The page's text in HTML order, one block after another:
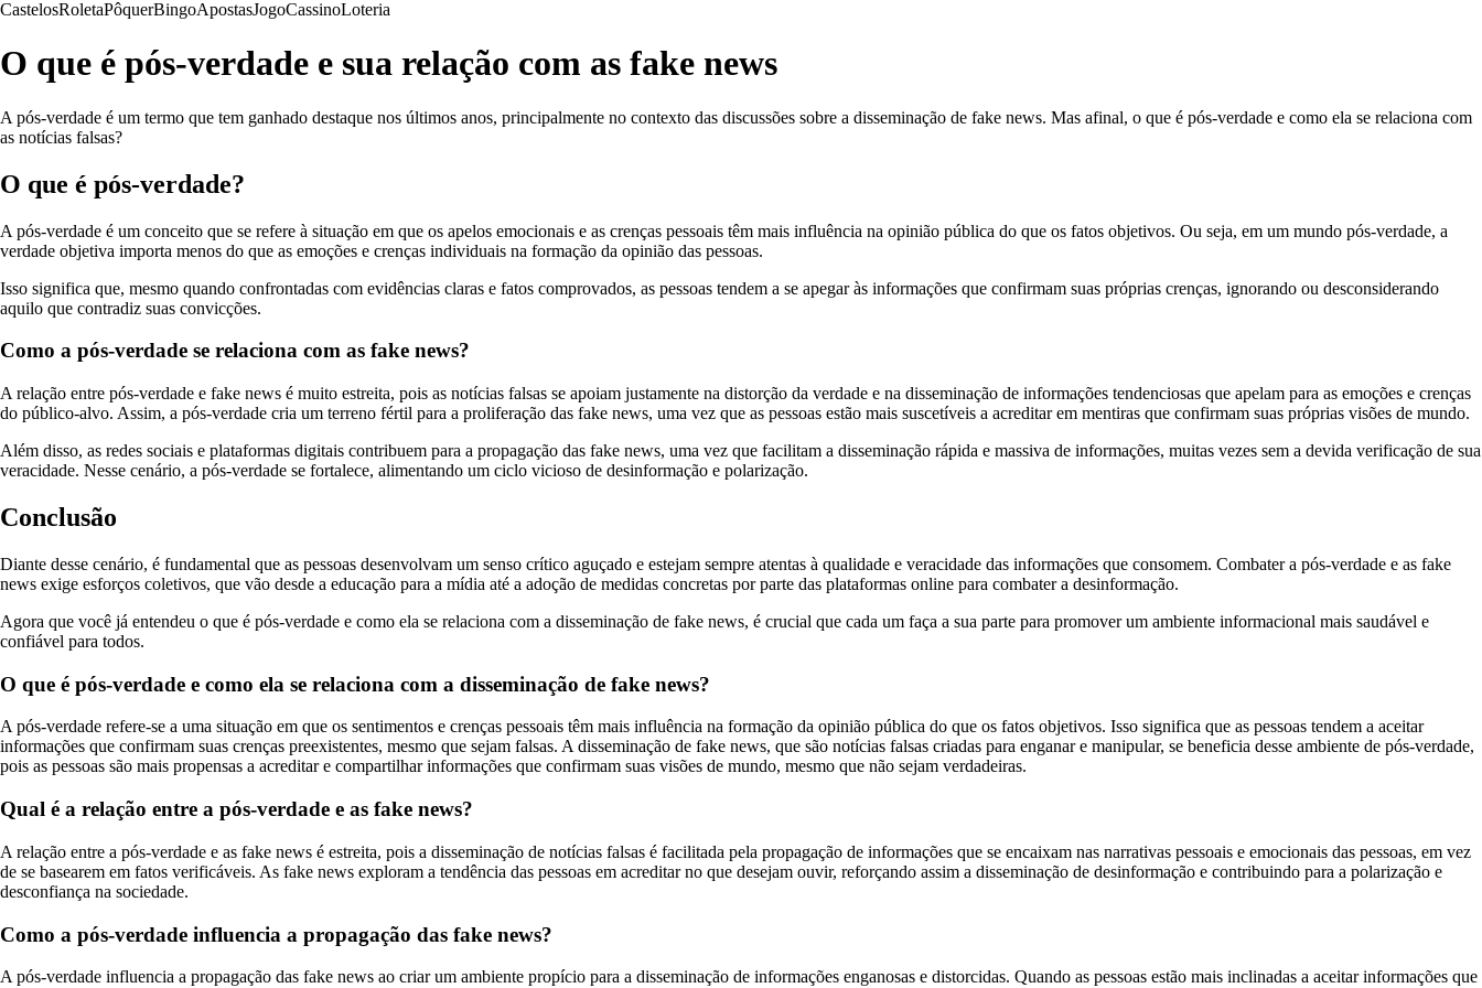
CastelosRoletaPôquerBingoApostasJogoCassinoLoteria
O que é pós-verdade e sua relação com as fake news
A pós-verdade é um termo que tem ganhado destaque nos últimos anos, principalmente no contexto das discussões sobre a disseminação de fake news. Mas afinal, o que é pós-verdade e como ela se relaciona com
as notícias falsas?
O que é pós-verdade?
A pós-verdade é um conceito que se refere à situação em que os apelos emocionais e as crenças pessoais têm mais influência na opinião pública do que os fatos objetivos. Ou seja, em um mundo pós-verdade, a
verdade objetiva importa menos do que as emoções e crenças individuais na formação da opinião das pessoas.
Isso significa que, mesmo quando confrontadas com evidências claras e fatos comprovados, as pessoas tendem a se apegar às informações que confirmam suas próprias crenças, ignorando ou desconsiderando
aquilo que contradiz suas convicções.
Como a pós-verdade se relaciona com as fake news?
A relação entre pós-verdade e fake news é muito estreita, pois as notícias falsas se apoiam justamente na distorção da verdade e na disseminação de informações tendenciosas que apelam para as emoções e crenças
do público-alvo. Assim, a pós-verdade cria um terreno fértil para a proliferação das fake news, uma vez que as pessoas estão mais suscetíveis a acreditar em mentiras que confirmam suas próprias visões de mundo.
Além disso, as redes sociais e plataformas digitais contribuem para a propagação das fake news, uma vez que facilitam a disseminação rápida e massiva de informações, muitas vezes sem a devida verificação de sua
veracidade. Nesse cenário, a pós-verdade se fortalece, alimentando um ciclo vicioso de desinformação e polarização.
Conclusão
Diante desse cenário, é fundamental que as pessoas desenvolvam um senso crítico aguçado e estejam sempre atentas à qualidade e veracidade das informações que consomem. Combater a pós-verdade e as fake
news exige esforços coletivos, que vão desde a educação para a mídia até a adoção de medidas concretas por parte das plataformas online para combater a desinformação.
Agora que você já entendeu o que é pós-verdade e como ela se relaciona com a disseminação de fake news, é crucial que cada um faça a sua parte para promover um ambiente informacional mais saudável e
confiável para todos.
O que é pós-verdade e como ela se relaciona com a disseminação de fake news?
A pós-verdade refere-se a uma situação em que os sentimentos e crenças pessoais têm mais influência na formação da opinião pública do que os fatos objetivos. Isso significa que as pessoas tendem a aceitar
informações que confirmam suas crenças preexistentes, mesmo que sejam falsas. A disseminação de fake news, que são notícias falsas criadas para enganar e manipular, se beneficia desse ambiente de pós-verdade,
pois as pessoas são mais propensas a acreditar e compartilhar informações que confirmam suas visões de mundo, mesmo que não sejam verdadeiras.
Qual é a relação entre a pós-verdade e as fake news?
A relação entre a pós-verdade e as fake news é estreita, pois a disseminação de notícias falsas é facilitada pela propagação de informações que se encaixam nas narrativas pessoais e emocionais das pessoas, em vez
de se basearem em fatos verificáveis. As fake news exploram a tendência das pessoas em acreditar no que desejam ouvir, reforçando assim a disseminação de desinformação e contribuindo para a polarização e
desconfiança na sociedade.
Como a pós-verdade influencia a propagação das fake news?
A pós-verdade influencia a propagação das fake news ao criar um ambiente propício para a disseminação de informações enganosas e distorcidas. Quando as pessoas estão mais inclinadas a aceitar informações que